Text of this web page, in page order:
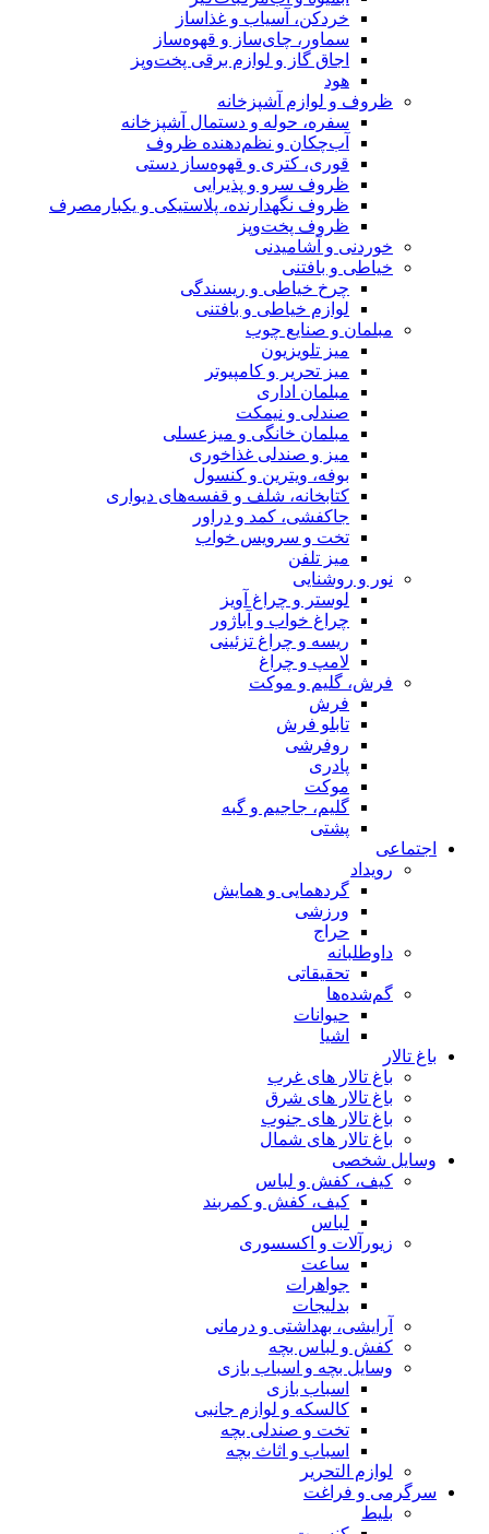
خردکن، آسیاب و غذاساز
سماور، چای‌ساز و قهوه‌ساز
اجاق گاز و لوازم برقی پخت‌وپز
هود
ظروف و لوازم آشپزخانه
سفره، حوله و دستمال آشپزخانه
آب‌چکان و نظم‌دهنده ظروف
قوری، کتری و قهوه‌ساز دستی
ظروف سرو و پذیرایی
ظروف نگهدارنده، پلاستیکی و یکبارمصرف
ظروف پخت‌وپز
خوردنی و آشامیدنی
خیاطی و بافتنی
چرخ خیاطی و ریسندگی
لوازم خیاطی و بافتنی
مبلمان و صنایع چوب
میز تلویزیون
میز تحریر و کامپیوتر
مبلمان اداری
صندلی و نیمکت
مبلمان خانگی و میزعسلی
میز و صندلی غذاخوری
بوفه، ویترین و کنسول
کتابخانه، شلف و قفسه‌های دیواری
جاکفشی، کمد و دراور
تخت و سرویس خواب
میز تلفن
نور و روشنایی
لوستر و چراغ آویز
چراغ خواب و آباژور
ریسه و چراغ تزئینی
لامپ و چراغ
فرش، گلیم و موکت
فرش
تابلو فرش
روفرشی
پادری
موکت
گلیم، جاجیم و گبه
پشتی
اجتماعی
رویداد
گردهمایی و همایش
ورزشی
حراج
داوطلبانه
تحقیقاتی
گم‌شده‌ها
حیوانات
اشیا
باغ تالار
باغ تالار های غرب
باغ تالار های شرق
باغ تالار های جنوب
باغ تالار های شمال
وسایل شخصی
کیف، کفش و لباس
کیف، کفش و کمربند
لباس
زیورآلات و اکسسوری
ساعت
جواهرات
بدلیجات
آرایشی، بهداشتی و درمانی
کفش و لباس بچه
وسایل بچه و اسباب بازی
اسباب بازی
کالسکه و لوازم جانبی
تخت و صندلی بچه
اسباب و اثاث بچه
لوازم التحریر
سرگرمی و فراغت
بلیط